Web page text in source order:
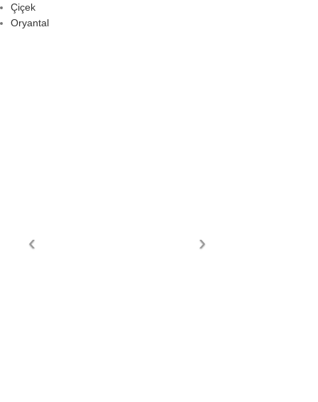
Çiçek
Oryantal